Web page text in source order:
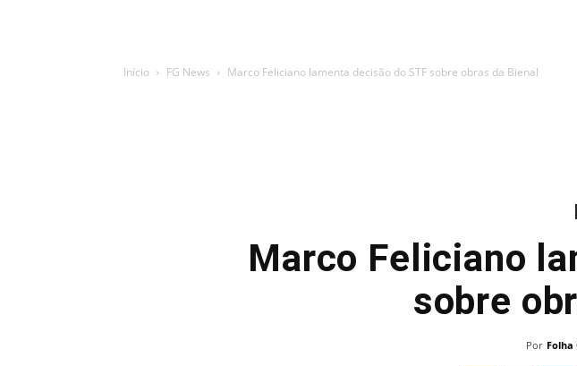
Início FG News Marco Feliciano lamenta decisão do STF sobre obras da Bienal
Marco Feliciano
sobre
Por Folha